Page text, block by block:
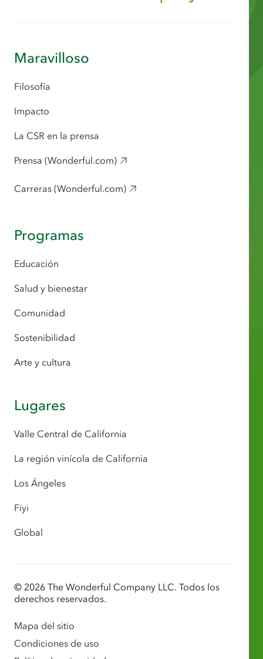
Maravilloso
Filosofía
Impacto
La CSR en la prensa
Prensa (Wonderful.com)
Carreras (Wonderful.com)
Programas
Educación
Salud y bienestar
Comunidad
Sostenibilidad
Arte y cultura
Lugares
Valle Central de California
La región vinícola de California
Los Ángeles
Fiyi
Global
© 2026 The Wonderful Company LLC. Todos los
derechos reservados.
Mapa del sitio
Condiciones de uso